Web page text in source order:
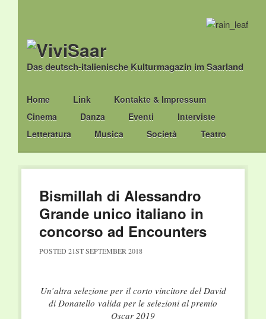
Das deutsch-italienische Kulturmagazin im Saarland
Main menu
Skip
to
content
Home Link
Kontakte & Impressum
Cinema
Danza Eventi
Interviste
Letteratura
Musica Società Teatro
Bismillah di Alessandro
Grande unico italiano in
concorso ad Encounters
POSTED 21ST SEPTEMBER 2018
Un’altra selezione per il corto vincitore del David
di Donatello valida per le selezioni al premio
Oscar 2019